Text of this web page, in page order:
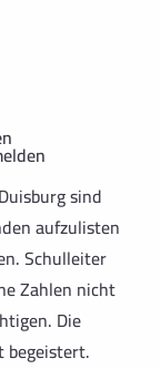
sind
aufzulisten
Schulleiter
Zahlen nicht
Die
begeistert.